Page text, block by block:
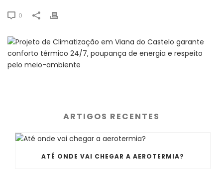
0
ARTIGOS RECENTES
ATÉ ONDE VAI CHEGAR A AEROTERMIA?